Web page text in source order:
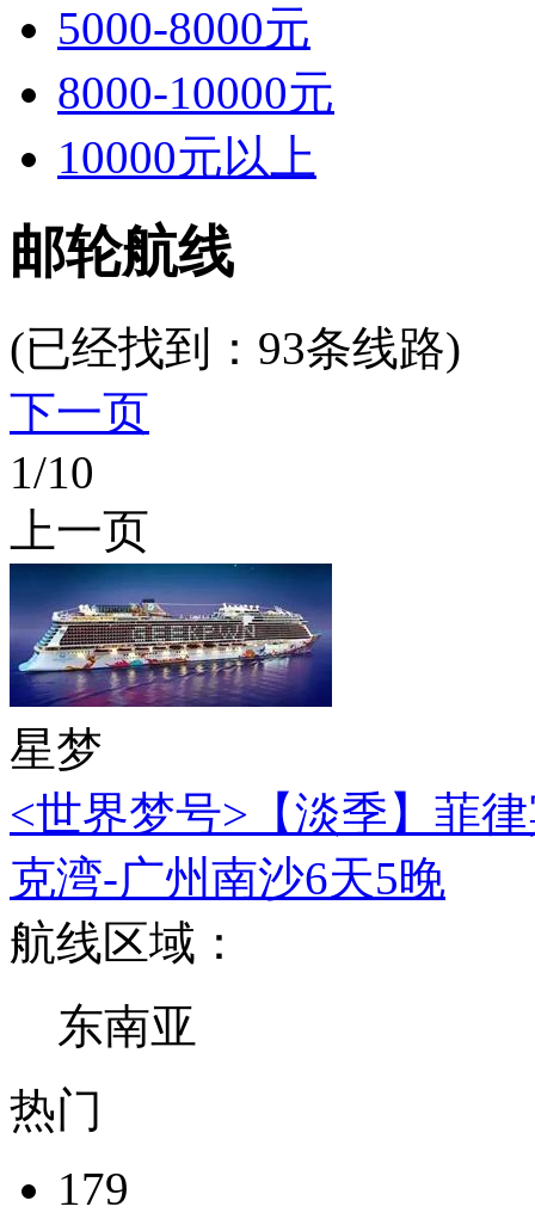
5000-8000元
8000-10000元
10000元以上
邮轮航线
(已经找到： 93条线路)
下一页
1/10
上一页
星梦
<世界梦号>【淡季】菲
克湾-广州南沙6天5晚
航线区域：
东南亚
热门
179